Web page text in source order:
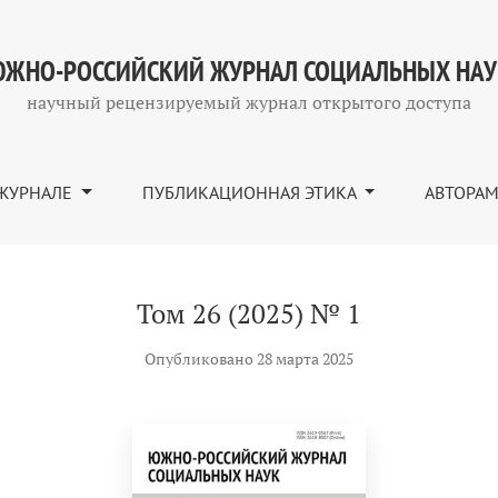
РОССИЙСКИЙ ЖУРНАЛ СОЦИАЛЬНЫХ
научный рецензируемый журнал открытого доступа
ПУБЛИКАЦИОННАЯ ЭТИКА
Том 26 (2025) № 1
Опубликовано 28 марта 2025